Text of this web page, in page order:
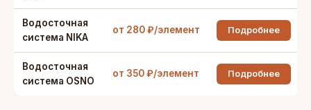
Водосточная
система NIKA
от 280 ₽/элемент Подробнее
Водосточная
система OSNO
от 350 ₽/элемент Подробнее